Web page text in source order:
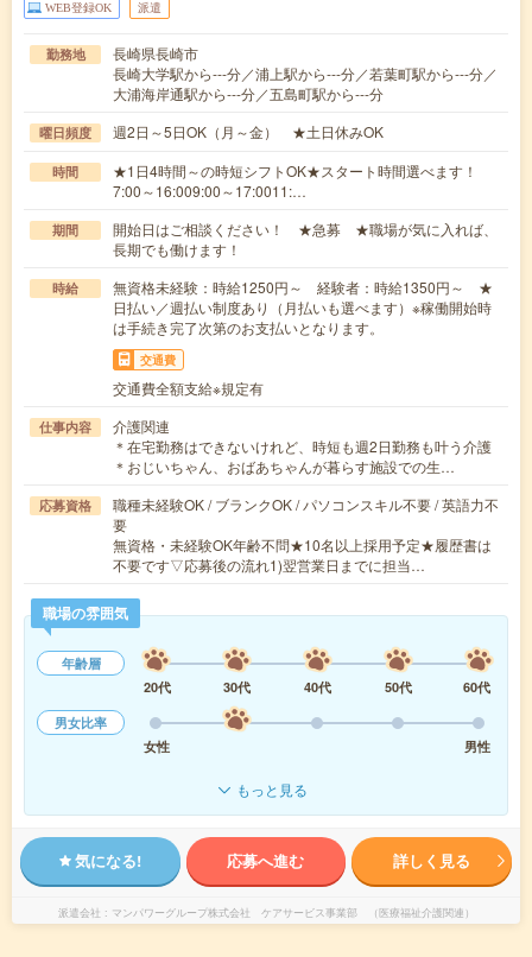
WEB登録OK 派遣
勤務地
長崎県長崎市
長崎大学駅から---分／浦上駅から---分／若葉町駅から---分／
大浦海岸通駅から---分／五島町駅から---分
曜日頻度 週2日～5日OK（月～金） ★土日休みOK
時間
★1日4時間～の時短シフトOK★スタート時間選べます！
7:00～16:009:00～17:0011:…
期間
開始日はご相談ください！ ★急募 ★職場が気に入れば、
長期でも働けます！
時給
無資格未経験：時給1250円～ 経験者：時給1350円～ ★
日払い／週払い制度あり（月払いも選べます）※稼働開始時
は手続き完了次第のお支払いとなります。
交通費
交通費全額支給※規定有
仕事内容
介護関連
＊在宅勤務はできないけれど、時短も週2日勤務も叶う介護
＊おじいちゃん、おばあちゃんが暮らす施設での生…
応募資格
職種未経験OK / ブランクOK / パソコンスキル不要 / 英語力不
要
無資格・未経験OK年齢不問★10名以上採用予定★履歴書は
不要です▽応募後の流れ1)翌営業日までに担当…
職場の雰囲気
年齢層
20代
30代 40代 50代
60代
男女比率
女性
男性
もっと見る
気になる! 応募へ進む 詳しく見る
派遣会社 マンパワーグループ株式会社 ケアサービス事業部 （医療福祉介護関連）